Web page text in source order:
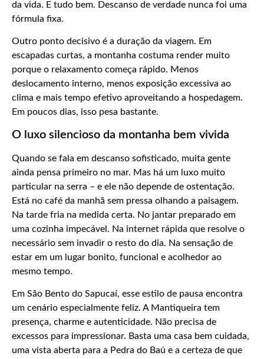
da vida. E tudo bem. Descanso de verdade nunca foi uma
fórmula fixa.
Outro ponto decisivo é a duração da viagem. Em
escapadas curtas, a montanha costuma render muito
porque o relaxamento começa rápido. Menos
deslocamento interno, menos exposição excessiva ao
clima e mais tempo efetivo aproveitando a hospedagem.
Em poucos dias, isso pesa bastante.
O luxo silencioso da montanha bem vivida
Quando se fala em descanso sofisticado, muita gente
ainda pensa primeiro no mar. Mas há um luxo muito
particular na serra – e ele não depende de ostentação.
Está no café da manhã sem pressa olhando a paisagem.
Na tarde fria na medida certa. No jantar preparado em
uma cozinha impecável. Na internet rápida que resolve o
necessário sem invadir o resto do dia. Na sensação de
estar em um lugar bonito, funcional e acolhedor ao
mesmo tempo.
Em São Bento do Sapucaí, esse estilo de pausa encontra
um cenário especialmente feliz. A Mantiqueira tem
presença, charme e autenticidade. Não precisa de
excessos para impressionar. Basta uma casa bem cuidada,
uma vista aberta para a Pedra do Baú e a certeza de que